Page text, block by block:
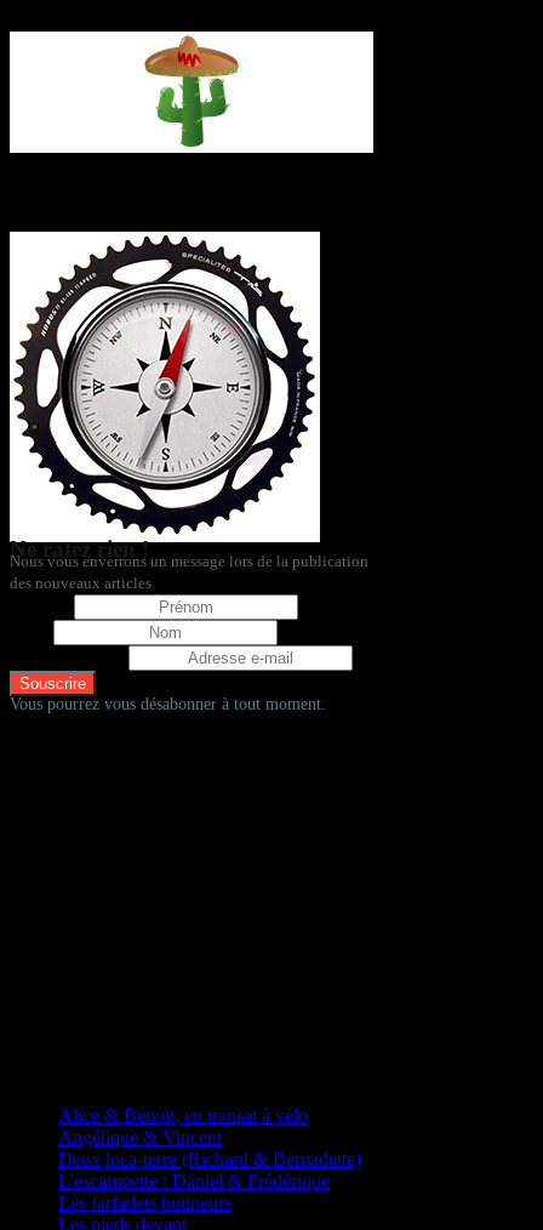
Ne ratez rien !
Nous vous enverrons un message lors de la publication
des nouveaux articles
Vous pourrez vous désabonner à tout moment.
Alice & Benoit, en transat à vélo
Angélique & Vincent
Deux loca-terre (Richard & Bernadette)
L'escampette : Daniel & Frédérique
Les farfadets butineurs
Les pieds devant